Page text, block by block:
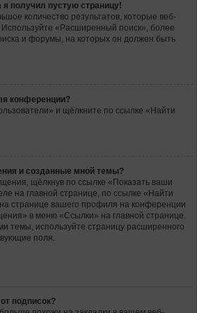
я получил пустую страницу!
количество результатов, которые веб-
Используйте «Расширенный поиск», более
и форумы, на которых он должен быть
конференции?
и щёлкните по ссылке «Найти
и созданные мной темы?
щёлкнув по ссылке «Показать ваши
на главной странице, по ссылке «Найти
странице вашего профиля на конференции
в меню «Ссылки» на главной странице.
темы, используйте страницу расширенного
поля.
подписок?